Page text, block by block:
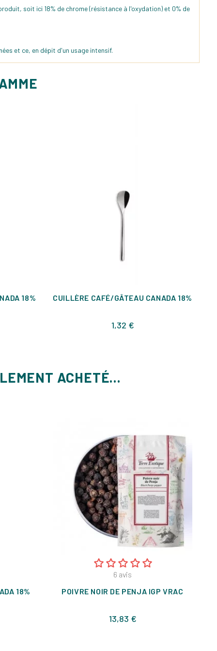
soit ici 18% de chrome (résistance à l'oxydation) et 0% de
et ce, en dépit d'un usage intensif.
18% CUILLÈRE CAFÉ/GÂTEAU CANADA 18%
1,32 €Prix
ACHETÉ...
18%
6 avis
POIVRE NOIR DE PENJA IGP VRAC
13,83 €Prix